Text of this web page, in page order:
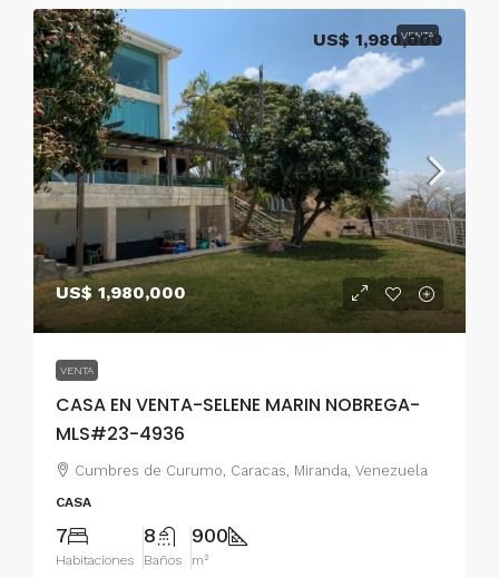
VENTA
US$ 1,980,000
VENTA
CASA EN VENTA-SELENE MARIN NOBREGA-
MLS#23-4936
US$ 1,980,000
Cumbres de Curumo, Caracas, Miranda, Venezuela
CASA
7
Habitaciones
8
Baños
900
m²